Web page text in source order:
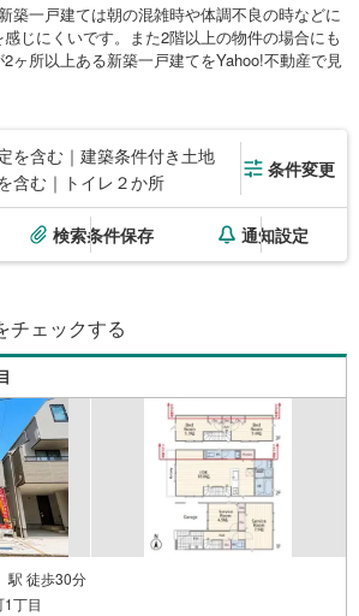
築一戸建ては朝の混雑時や体調不良の時などに
じにくいです。また2階以上の物件の場合にも
ヶ所以上ある新築一戸建てをYahoo!不動産で見
を含む｜建築条件付き土地
含む｜トイレ２か所
条件変更
検索条件保存 通知設定
チェックする
駅 徒歩30分
丁目